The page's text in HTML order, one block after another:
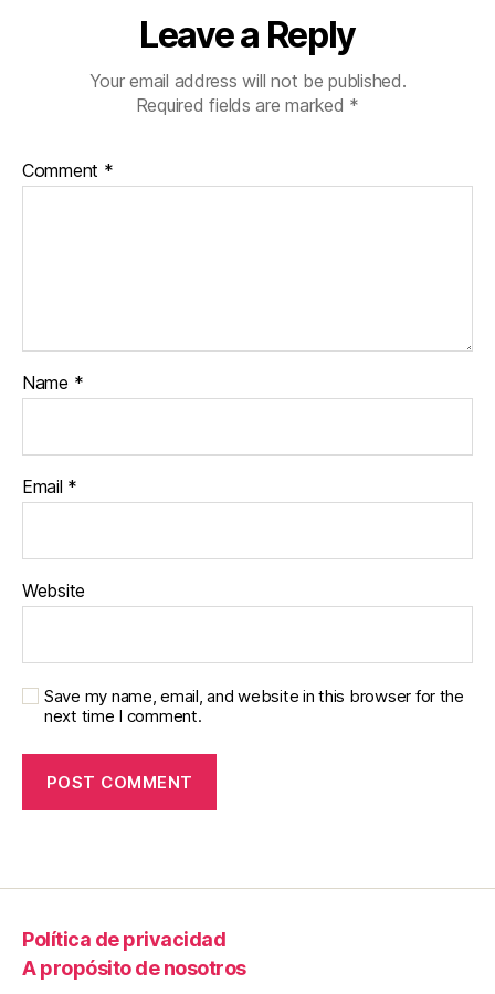
Leave a Reply
Your email address will not be published.
Required fields are marked *
Comment *
Name *
Email *
Website
Save my name, email, and website in this browser for the
next time I comment.
Política de privacidad
A propósito de nosotros